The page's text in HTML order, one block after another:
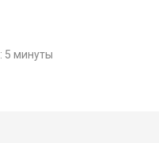
5 минуты